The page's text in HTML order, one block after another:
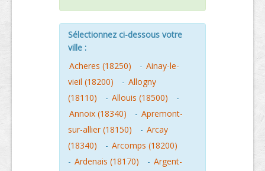
Sélectionnez ci-dessous votre
ville :
Acheres (18250)
- Ainay-le-
vieil (18200)
- Allogny
(18110)
- Allouis (18500)
-
Annoix (18340)
- Apremont-
sur-allier (18150)
- Arcay
(18340)
- Arcomps (18200)
- Ardenais (18170) - Argent-